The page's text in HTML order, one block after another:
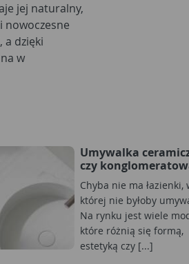
jej naturalny,
nowoczesne
a dzięki
w
Umywalka
czy
Chyba nie ma łazienki,
której nie byłoby
Na rynku jest wiele
które różnią się formą,
estetyką czy [...]